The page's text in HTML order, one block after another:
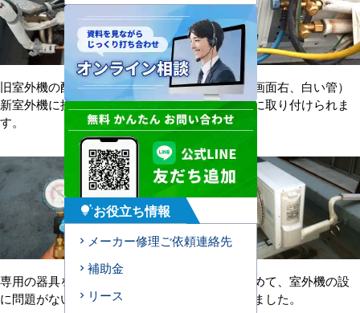
旧室外機の配管を切り外し、
新室外機に接続していきま
す。
ガス配管（画面右、白い管）
が新室外機に取り付けられま
した。
専用の器具を使用して、運転
に問題がないか確認します。
カバーをはめて、室外機の設
置が完了しました。
tips_and_updatesお役立ち情報
メーカー修理ご依頼連絡先
補助金
リース